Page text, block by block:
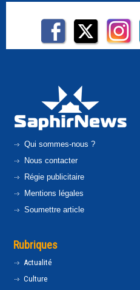
Qui sommes-nous ?
Nous contacter
Régie publicitaire
Mentions légales
Soumettre article
Rubriques
Actualité
Culture